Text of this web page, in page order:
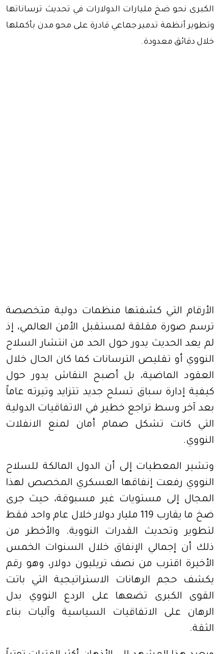
الكبرى نحو ضخ مليارات الدولارات في تحديث ترساناتها
وتطوير أنظمة تدمير جماعي قادرة على محو مدن بأكملها
خلال دقائق معدودة.
الأرقام التي كشفتها منظمات دولية متخصصة
ترسم صورة مقلقة لمستقبل الأمن العالمي، إذ
لم يعد الحديث يدور حول الحد من انتشار السلاح
النووي أو تقليص الترسانات كما كان الحال خلال
العقود الماضية، بل أصبح النقاش يدور حول
كيفية إدارة سباق تسلح جديد تتزايد وتيرته عاماً
بعد آخر وسط تراجع خطير في الاتفاقيات الدولية
التي كانت تشكل صمام أمان لمنع الانفلات
النووي.
وتشير المعطيات إلى أن الدول المالكة للسلاح
النووي رفعت إنفاقها العسكري المخصص لهذا
المجال إلى مستويات غير مسبوقة، حيث جرى
ضخ ما يقارب 119 مليار دولار خلال عام واحد فقط
لتطوير وتحديث القدرات النووية. والأخطر من
ذلك أن إجمالي الإنفاق خلال السنوات الخمس
الأخيرة اقترب من نصف تريليون دولار، وهو رقم
يكشف حجم الرهانات الاستراتيجية التي باتت
القوى الكبرى تضعها على الردع النووي بدل
الرهان على الاتفاقيات السياسية وآليات بناء
الثقة.